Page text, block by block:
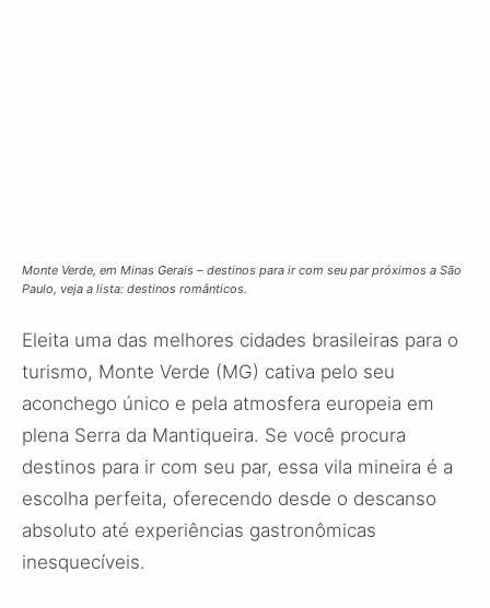
Monte Verde, em Minas Gerais – destinos para ir com seu par próximos a São
Paulo, veja a lista: destinos românticos.
Eleita uma das melhores cidades brasileiras para o
turismo, Monte Verde (MG) cativa pelo seu
aconchego único e pela atmosfera europeia em
plena Serra da Mantiqueira. Se você procura
destinos para ir com seu par, essa vila mineira é a
escolha perfeita, oferecendo desde o descanso
absoluto até experiências gastronômicas
inesquecíveis.